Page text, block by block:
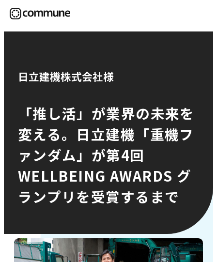
事例
セミナー
お役立ち情報
日立建機株式会社様
「推し活」が業界の未来を
変える。日立建機「重機フ
ァンダム」が第4回
WELLBEING AWARDS グ
ランプリを受賞するまで